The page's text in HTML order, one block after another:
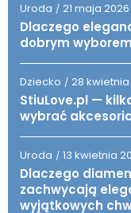
Uroda / 21 maja 2026
Dlaczego
dobrym
Dziecko / 28
StiuLove.pl —
wybrać
Uroda / 13 kwietnia
Dlaczego
zachwycają
wyjątkowych